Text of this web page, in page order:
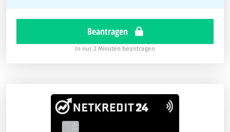
Beantragen
In nur 2 Minuten beantragen